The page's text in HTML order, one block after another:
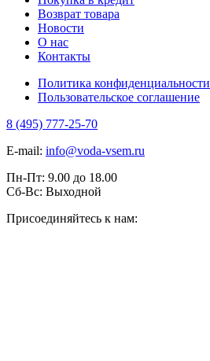
Возврат товара
Новости
О нас
Контакты
Политика конфиденциальности
Пользовательское соглашение
8 (495) 777-25-70
E-mail: info@voda-vsem.ru
Пн-Пт: 9.00 до 18.00
Сб-Вс: Выходной
Присоединяйтесь к нам: